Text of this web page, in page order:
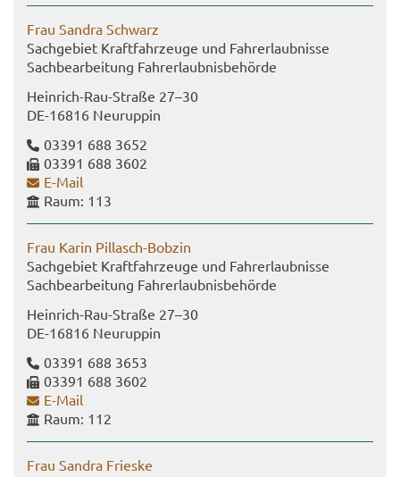
Frau San­dra Schwarz
Sach­ge­biet Kraft­fahr­zeu­ge und Fahr­erlaub­nis­se
Sach­be­ar­bei­tung Fahr­erlaub­nis­be­hör­de
Heinrich-​Rau-Straße 27–30
DE-​16816 Neu­rup­pin
03391 688 3652
03391 688 3602
E-​Mail
Raum: 113
Frau Karin Pillasch-​Bobzin
Sach­ge­biet Kraft­fahr­zeu­ge und Fahr­erlaub­nis­se
Sach­be­ar­bei­tung Fahr­erlaub­nis­be­hör­de
Heinrich-​Rau-Straße 27–30
DE-​16816 Neu­rup­pin
03391 688 3653
03391 688 3602
E-​Mail
Raum: 112
Frau San­dra Fries­ke